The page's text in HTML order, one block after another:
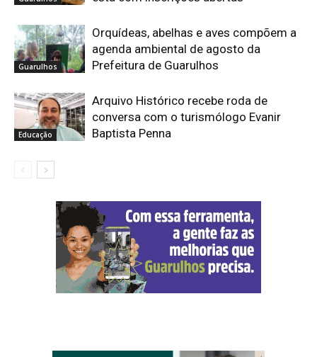
Guarulhos
Orquídeas, abelhas e aves compõem a
agenda ambiental de agosto da
Prefeitura de Guarulhos
Educação
Arquivo Histórico recebe roda de
conversa com o turismólogo Evanir
Baptista Penna